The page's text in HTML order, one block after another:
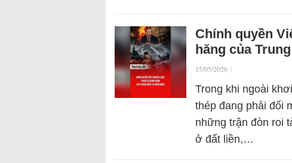
Chính quyền
hăng của
15/05/2026 |
Trong khi ngoài
thép đang phải đối
những trận đòn roi
ở đất liền,…